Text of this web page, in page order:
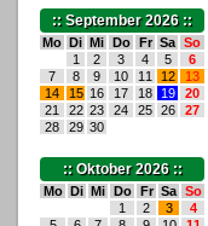
:: September 2026 ::
Mo Di Mi Do Fr Sa So
1
2 3 4 5
6
7
8 9 10 11 12
13
14
15 16 17 18 19
20
21
22 23 24 25 26
27
28
29 30
:: Oktober 2026 ::
Mo Di Mi Do Fr Sa So
1
2 3
4